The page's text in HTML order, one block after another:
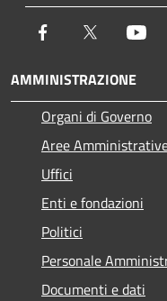
Facebook Twitter
AMMINISTRAZIONE
Organi di Governo
Aree
Uffici
Enti e fondazioni
Politici
Personale
Documenti e dati